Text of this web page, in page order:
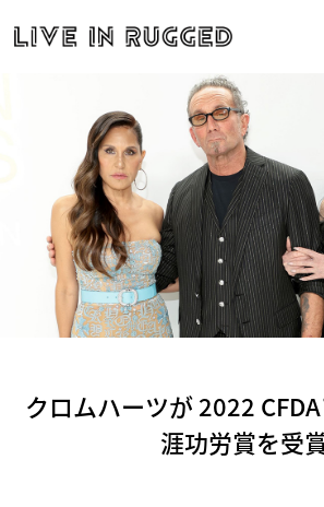
クロムハーツが 2022
涯功労賞を受